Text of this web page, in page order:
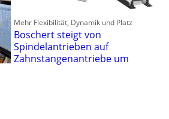
Mehr Flexibilität, Dynamik und Platz
Boschert steigt von
Spindelantrieben auf
Zahnstangenantriebe um